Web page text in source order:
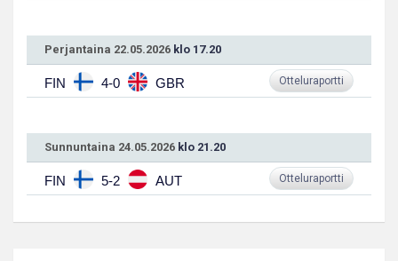
Perjantaina 22.05.2026 klo 17.20
FIN 4-0 GBR Otteluraportti
Sunnuntaina 24.05.2026 klo 21.20
FIN 5-2 AUT Otteluraportti